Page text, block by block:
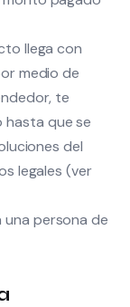
llega con
medio de
te
hasta que se
del
legales (ver
persona de